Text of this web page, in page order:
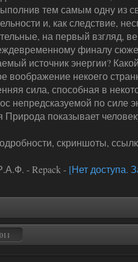
тем самым одну из
и, как следствие,
на первый взгляд,
финалу
источник энергии?
воображение некоего
сила, способная в
непредсказуемой по силе
показывает
скриншоты,
- Repack - [Нет доступа.